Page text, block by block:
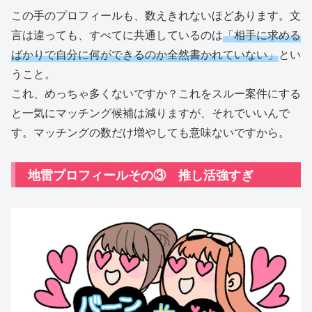
この手のプロフィールも、数えきれないほどあります。文
言は違っても、すべてに共通しているのは「相手に求める
ばかりで自分に何ができるのか全然書かれていない」とい
うこと。
これ、めっちゃ多くないですか？これをスルー案件にする
と一気にマッチング候補は減りますが、それでいいんで
す。マッチングの数だけ増やしても意味ないですから。
地雷プロフィールその③ 推し活強すぎ